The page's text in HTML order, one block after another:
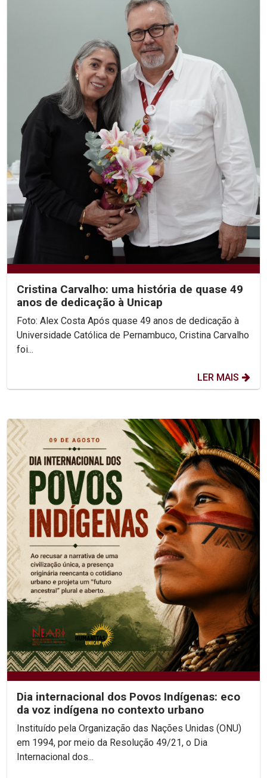
Cristina Carvalho: uma história de quase 49
anos de dedicação à Unicap
Foto: Alex Costa Após quase 49 anos de dedicação à
Universidade Católica de Pernambuco, Cristina Carvalho
foi...
LER MAIS
Dia internacional dos Povos Indígenas: eco
da voz indígena no contexto urbano
Instituído pela Organização das Nações Unidas (ONU)
em 1994, por meio da Resolução 49/21, o Dia
Internacional dos...